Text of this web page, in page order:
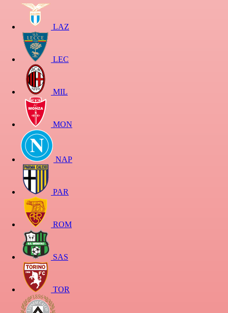
LAZ
LEC
MIL
MON
NAP
PAR
ROM
SAS
TOR